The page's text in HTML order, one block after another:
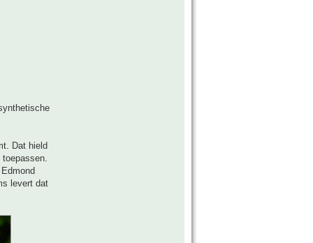
Dat hield
levert dat